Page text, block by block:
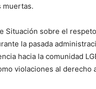
muertas.
Situación sobre el
la pasada
hacia la comunidad
violaciones al derecho